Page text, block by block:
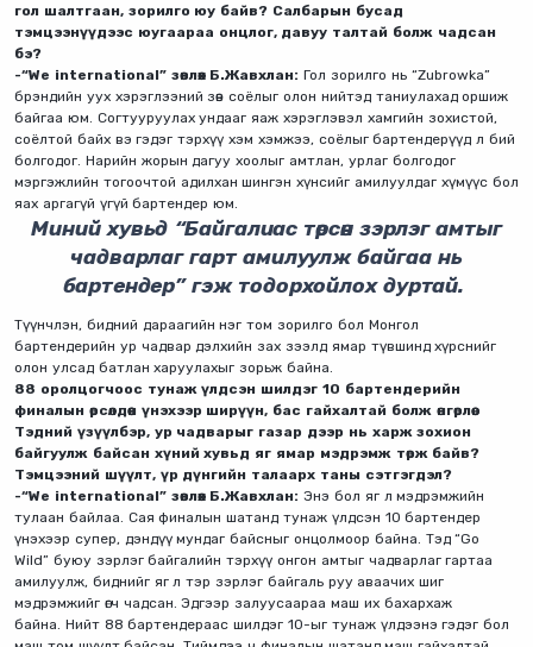
гол шалтгаан, зорилго юу байв? Салбарын бусад
тэмцээнүүдээс юугаараа онцлог, давуу талтай болж чадсан
бэ?
-“We international” зөвлөх Б.Жавхлан:Гол зорилго нь “Zubrowka”
брэндийн уух хэрэглээний зөв соёлыг олон нийтэд таниулахад оршиж
байгаа юм. Согтууруулах ундааг яаж хэрэглэвэл хамгийн зохистой,
соёлтой байх вэ гэдэг тэрхүү хэм хэмжээ, соёлыг бартендерүүд л бий
болгодог. Нарийн жорын дагуу хоолыг амтлан, урлаг болгодог
мэргэжлийн тогоочтой адилхан шингэн хүнсийг амилуулдаг хүмүүс бол
яах аргагүй үгүй бартендер юм.
Миний хувьд “Байгалиас төрсөн зэрлэг амтыг
чадварлаг гарт амилуулж байгаа нь
бартендер” гэж тодорхойлох дуртай.
Түүнчлэн, бидний дараагийн нэг том зорилго бол Монгол
бартендерийн ур чадвар дэлхийн зах зээлд ямар түвшинд хүрснийг
олон улсад батлан харуулахыг зорьж байна.
88 оролцогчоос тунаж үлдсэн шилдэг 10 бартендерийн
финалын өрсөлдөөн үнэхээр ширүүн, бас гайхалтай болж өнгөрлөө.
Тэдний үзүүлбэр, ур чадварыг газар дээр нь харж зохион
байгуулж байсан хүний хувьд яг ямар мэдрэмж төрж байв?
Тэмцээний шүүлт, үр дүнгийн талаарх таны сэтгэгдэл?
-“We international” зөвлөх Б.Жавхлан:Энэ бол яг л мэдрэмжийн
тулаан байлаа. Сая финалын шатанд тунаж үлдсэн 10 бартендер
үнэхээр супер, дэндүү мундаг байсныг онцолмоор байна. Тэд “Go
Wild” буюу зэрлэг байгалийн тэрхүү онгон амтыг чадварлаг гартаа
амилуулж, биднийг яг л тэр зэрлэг байгаль руу аваачих шиг
мэдрэмжийг өгч чадсан. Эдгээр залуусаараа маш их бахархаж
байна. Нийт 88 бартендераас шилдэг 10-ыг тунаж үлдээнэ гэдэг бол